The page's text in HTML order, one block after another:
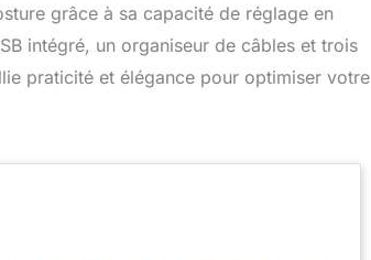
grâce à sa capacité de réglage en
intégré, un organiseur de câbles et trois
praticité et élégance pour optimiser votre